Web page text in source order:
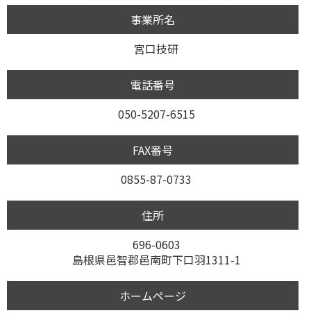
事業所名
宮口技研
電話番号
050-5207-6515
FAX番号
0855-87-0733
住所
696-0603
島根県邑智郡邑南町下口羽1311-1
ホームページ